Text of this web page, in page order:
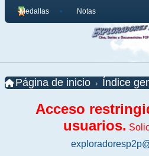
Medallas Notas
Página de inicio Índice
Acceso
usuarios.